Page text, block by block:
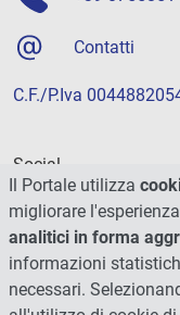
Contatti
C.F./P.Iva
Social
Il Portale utilizza
migliorare
analitici in forma
informazioni
necessari.